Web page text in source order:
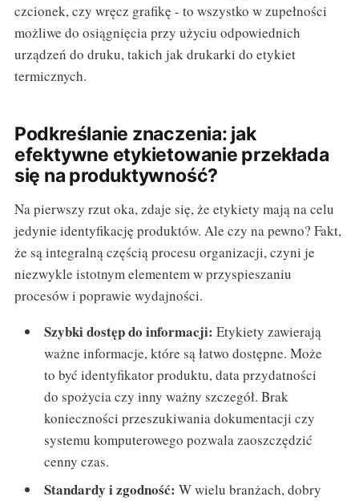
czcionek, czy wręcz grafikę - to wszystko w zupełności
możliwe do osiągnięcia przy użyciu odpowiednich
urządzeń do druku, takich jak drukarki do etykiet
termicznych.
Podkreślanie znaczenia: jak
efektywne etykietowanie przekłada
się na produktywność?
Na pierwszy rzut oka, zdaje się, że etykiety mają na celu
jedynie identyfikację produktów. Ale czy na pewno? Fakt,
że są integralną częścią procesu organizacji, czyni je
niezwykle istotnym elementem w przyspieszaniu
procesów i poprawie wydajności.
Szybki dostęp do informacji: Etykiety zawierają
ważne informacje, które są łatwo dostępne. Może
to być identyfikator produktu, data przydatności
do spożycia czy inny ważny szczegół. Brak
konieczności przeszukiwania dokumentacji czy
systemu komputerowego pozwala zaoszczędzić
cenny czas.
Standardy i zgodność: W wielu branżach, dobry